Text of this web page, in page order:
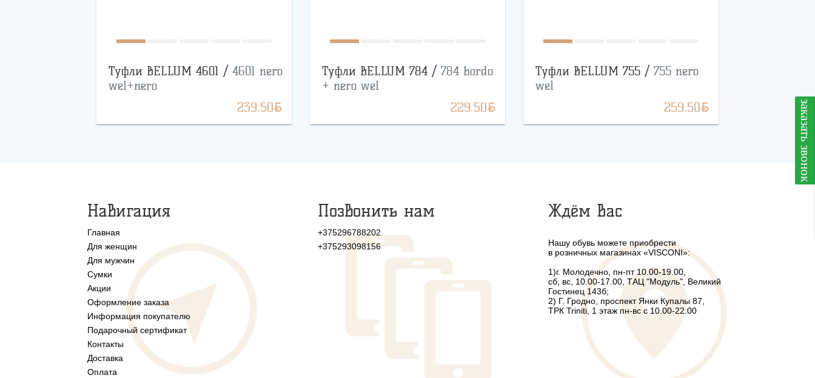
Туфли BELLUM 4601 / 4601 nero
wel+nero
239.50BYN
Туфли BELLUM 784 / 784 bordo
+ nero wel
229.50BYN
Туфли BELLUM 755 / 755 nero
wel
259.50BYN заказать звонок
Навигация
Главная
Для женщин
Для мужчин
Сумки
Акции
Оформление заказа
Информация покупателю
Подарочный сертификат
Контакты
Доставка
Оплата
Позвонить нам
+375296788202
+375293098156
Ждём Вас
Нашу обувь можете приобрести
в розничных магазинах «VISCONI»:
1)г. Молодечно, пн-пт 10.00-19.00,
сб, вс, 10.00-17.00, ТАЦ "Модуль", Великий
Гостинец 143б;
2) Г. Гродно, проспект Янки Купалы 87,
ТРК Triniti, 1 этаж пн-вс с 10.00-22.00